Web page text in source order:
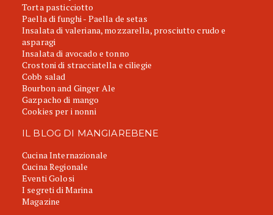
Torta pasticciotto
Paella di funghi - Paella de setas
Insalata di valeriana, mozzarella, prosciutto crudo e
asparagi
Insalata di avocado e tonno
Crostoni di stracciatella e ciliegie
Cobb salad
Bourbon and Ginger Ale
Gazpacho di mango
Cookies per i nonni
IL BLOG DI MANGIAREBENE
Cucina Internazionale
Cucina Regionale
Eventi Golosi
I segreti di Marina
Magazine